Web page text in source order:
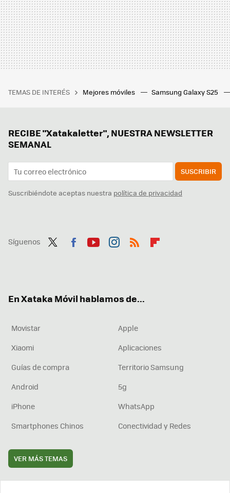
TEMAS DE INTERÉS Mejores móviles Samsung Galaxy S25
RECIBE "Xatakaletter", NUESTRA NEWSLETTER
SEMANAL
SUSCRIBIR
Suscribiéndote aceptas nuestra política de privacidad
Síguenos
En Xataka Móvil hablamos de...
Movistar
Apple
Xiaomi
Aplicaciones
Guías de compra
Territorio Samsung
Android
5g
iPhone
WhatsApp
Smartphones Chinos
Conectividad y Redes
VER MÁS TEMAS